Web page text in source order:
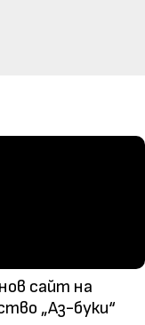
сайт на
„Аз-буки“